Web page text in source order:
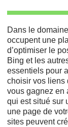
Dans le
occupent une
d’optimiser le
Bing et les
essentiels pour
choisir vos liens
vous gagnez en
qui est situé sur
une page de
sites peuvent